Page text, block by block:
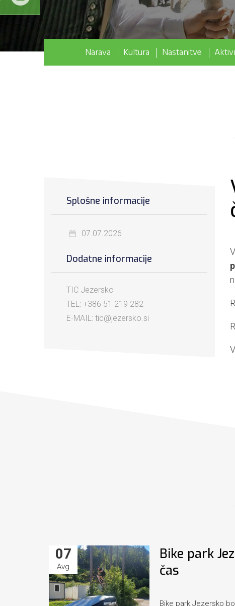
Narava Kultura Nastanitve
Splošne informacije
07.07.2026
Dodatne informacije
TIC Jezersko
TEL: +386 51 219 282
E-MAIL: tic@jezersko.si
07
Avg
Bike park
čas
Bike park Jezersko